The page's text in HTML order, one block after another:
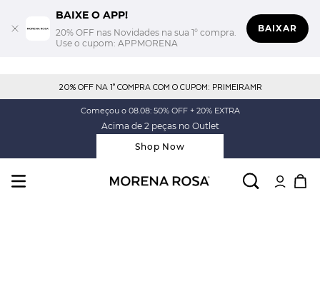
BAIXE O APP!
20% OFF nas Novidades na sua 1° compra.
Use o cupom: APPMORENA
BAIXAR
20% OFF NA 1° COMPRA COM O CUPOM: PRIMEIRAMR
Começou o 08.08: 50% OFF + 20% EXTRA
Acima de 2 peças no Outlet
Shop Now